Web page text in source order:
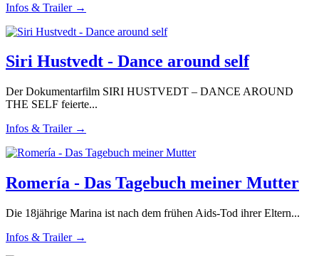
Infos & Trailer →
Siri Hustvedt - Dance around self
Der Dokumentarfilm SIRI HUSTVEDT – DANCE AROUND
THE SELF feierte...
Infos & Trailer →
Romería - Das Tagebuch meiner Mutter
Die 18jährige Marina ist nach dem frühen Aids-Tod ihrer Eltern...
Infos & Trailer →